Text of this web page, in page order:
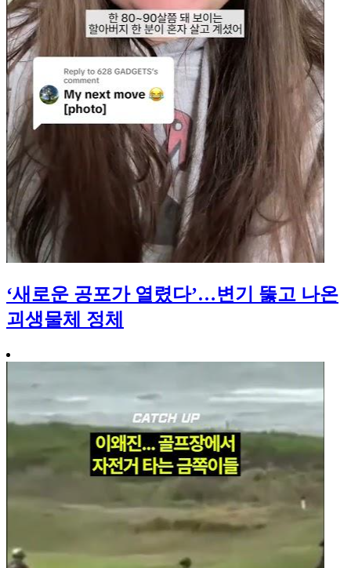
‘새로운 공포가 열렸다’…변기 뚫고 나온
괴생물체 정체